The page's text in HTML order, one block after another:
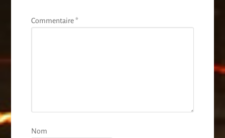
Commentaire*
Nom